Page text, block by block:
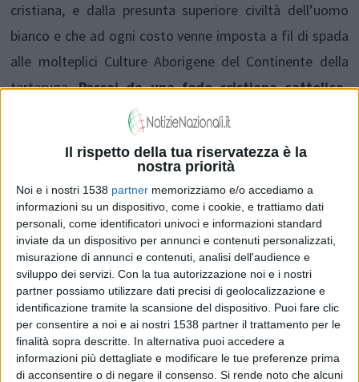
Il rispetto della tua riservatezza è la
nostra priorità
Noi e i nostri 1538 partner memorizziamo e/o accediamo a
informazioni su un dispositivo, come i cookie, e trattiamo dati
personali, come identificatori univoci e informazioni standard
inviate da un dispositivo per annunci e contenuti personalizzati,
misurazione di annunci e contenuti, analisi dell'audience e
sviluppo dei servizi. Con la tua autorizzazione noi e i nostri
partner possiamo utilizzare dati precisi di geolocalizzazione e
identificazione tramite la scansione del dispositivo. Puoi fare clic
per consentire a noi e ai nostri 1538 partner il trattamento per le
finalità sopra descritte. In alternativa puoi accedere a
informazioni più dettagliate e modificare le tue preferenze prima
di acconsentire o di negare il consenso. Si rende noto che alcuni
cristiana, e dalla presunta superiore civiltà dell’uomo
bianco e che ad ogni costo venne imposta a fil di spada
alle molteplici Culture Aborigene del Continente della
tartaruga.Passai da una fede cristiana cattolica,
avendo studiato al collegio dei padri Barnabiti in un
prestigioso collegio fiorentino
lo scudiscio , alla Spiritualità dei lakota Sioux, e fui, a
quel tempo, credo uno dei primi “uomini bianchi “ad
essere stato accettato al rito della danza del sole, poi
romanzato nel film degli anni ’70 dal titolo “Un uomo
chiamato cavallo”. Da quel momento in poi ho vissuto
per oltre 10 anni con i lakota Sioux e poi ogni anno per
almeno un mese, ed in questo modo poter iniziare a
comprendere la spiritualità, la storia, la cultura , la
filosofia di un popolo che si credeva imbalsamato nelle